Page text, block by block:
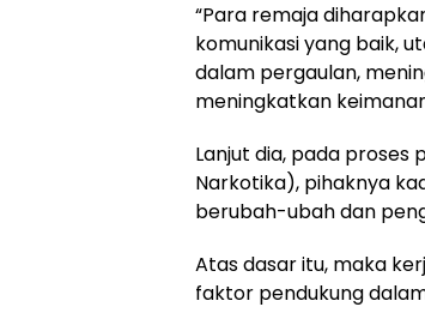
“Para remaja
komunikasi yang baik,
dalam pergaulan,
meningkatkan
Lanjut dia, pada proses
Narkotika), pihaknya
berubah-ubah dan
Atas dasar itu, maka
faktor pendukung